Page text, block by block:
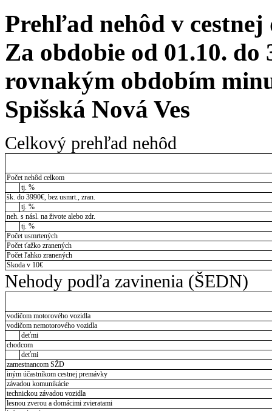
Prehľad nehôd v cestnej
Za obdobie od 01.10. do
rovnakým obdobím
Spišská Nová Ves
Celkový prehľad nehôd
Počet nehôd celkom
tj. %
šk. do 3990€, bez usmrt., zran.
tj. %
neh. s násl. na živote alebo zdr.
tj. %
Počet usmrtených
Počet ťažko zranených
Počet ľahko zranených
Škoda v 10€
Nehody podľa zavinenia (ŠEDN)
vodičom motorového vozidla
vodičom nemotorového vozidla
deťmi
chodcom
deťmi
zamestnancom SŽD
iným účastníkom cestnej premávky
závadou komunikácie
technickou závadou vozidla
lesnou zverou a domácimi zvieratami